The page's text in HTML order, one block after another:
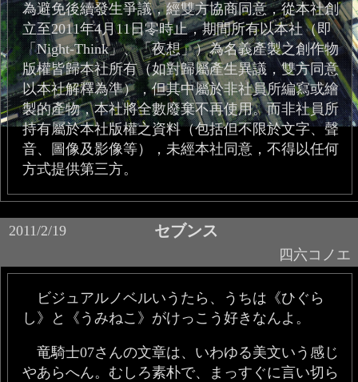
為避免後續發生爭議，經雙方協商同意，從本社創
立至2011年4月11日零時止，期間所有以本社（即
「Night-Think」、「夜想」）為名義產製之創作物
版權皆歸本社所有（如對歸屬產生異議，雙方同意
以本社解釋為準），但其中屬於非社員所編寫或繪
製的產物，本社將全數廢棄不再使用。而非社員所
持有屬於本社版權之資料（包括但不限於文字、聲
音、圖像及影像等），未經本社同意，不得以任何
方式提供第三方。
2011/2/19 セブンス
四六コノエ
ビジュアルノベルいうたら、うちは《ひぐら
し》と《うみねこ》がけっこう好きなんよ。
竜騎士07さんの文章は、いわゆる美文いう感じ
やあらへん。むしろ素朴で、まっすぐに言い切ら